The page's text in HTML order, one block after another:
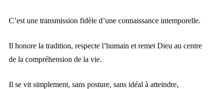
C’est une transmission fidèle d’une connaissance intemporelle.
Il honore la tradition, respecte l’humain et remet Dieu au centre
de la compréhension de la vie.
Il se vit simplement, sans posture, sans idéal à atteindre,